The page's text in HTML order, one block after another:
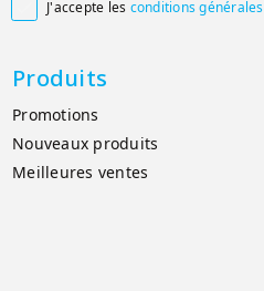
J'accepte les conditions générales
Produits
Promotions
Nouveaux produits
Meilleures ventes